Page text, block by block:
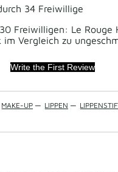
34 Freiwillige
Freiwilligen: Le Rouge
im Vergleich zu
Write the First Review
MAKE-UP — LIPPEN —